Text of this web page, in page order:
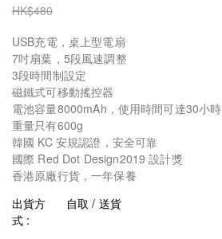
HK$480
USB充電，桌上型電扇
7吋扇葉，5段風速調整
3段時間制設定
磁鐵式可移動搖控器
電池容量8000mAh，使用時間可達30小時
重量只有600g
韓國 KC 安規認證，安全可靠
國際 Red Dot Design2019 設計獎
香港原廠行貨，一年保養
出貨方
式 :
自取 / 送貨